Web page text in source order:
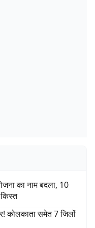
का नाम बदला, 10
कोलकाता समेत 7 जिलों